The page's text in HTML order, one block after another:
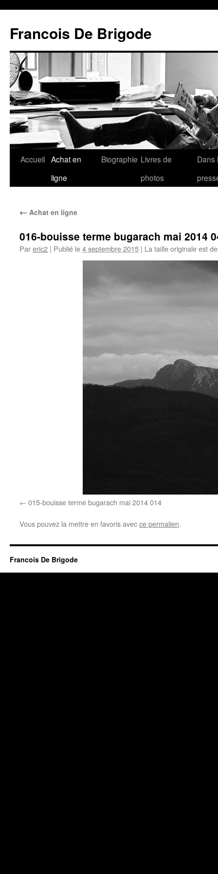
Francois De Brigode
Accueil Achat en
ligne
Biographie Livres de
photos
Dans
← Achat en ligne
016-bouisse terme bugarach mai 2014
Pareric2 | Publié le4 septembre 2015 | La taille originale est
015-bouisse terme bugarach mai 2014 014
Vous pouvez la mettre en favoris avecce permalien.
Francois De Brigode